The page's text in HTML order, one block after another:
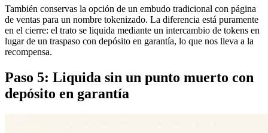
También conservas la opción de un embudo tradicional con página
de ventas para un nombre tokenizado. La diferencia está puramente
en el cierre: el trato se liquida mediante un intercambio de tokens en
lugar de un traspaso con depósito en garantía, lo que nos lleva a la
recompensa.
Paso 5: Liquida sin un punto muerto con
depósito en garantía